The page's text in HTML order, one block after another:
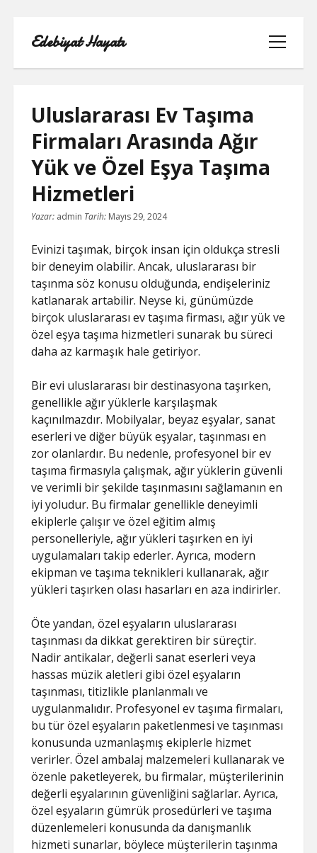
Edebiyat Hayatı
menüyü
aç
INSTAGRAM BEĞENI KASMA HILESI
SAYFA LISTESI
SHORTS ABONE KASMA HILESI
PARASIZ
TWITTER GIZLI İÇERIK GÖRME
Uluslararası Ev Taşıma
Firmaları Arasında Ağır
Yük ve Özel Eşya Taşıma
Hizmetleri
Yazar: admin Tarih: Mayıs 29, 2024
Evinizi taşımak, birçok insan için oldukça stresli
bir deneyim olabilir. Ancak, uluslararası bir
taşınma söz konusu olduğunda, endişeleriniz
katlanarak artabilir. Neyse ki, günümüzde
birçok uluslararası ev taşıma firması, ağır yük ve
özel eşya taşıma hizmetleri sunarak bu süreci
daha az karmaşık hale getiriyor.
Bir evi uluslararası bir destinasyona taşırken,
genellikle ağır yüklerle karşılaşmak
kaçınılmazdır. Mobilyalar, beyaz eşyalar, sanat
eserleri ve diğer büyük eşyalar, taşınması en
zor olanlardır. Bu nedenle, profesyonel bir ev
taşıma firmasıyla çalışmak, ağır yüklerin güvenli
ve verimli bir şekilde taşınmasını sağlamanın en
iyi yoludur. Bu firmalar genellikle deneyimli
ekiplerle çalışır ve özel eğitim almış
personelleriyle, ağır yükleri taşırken en iyi
uygulamaları takip ederler. Ayrıca, modern
ekipman ve taşıma teknikleri kullanarak, ağır
yükleri taşırken olası hasarları en aza indirirler.
Öte yandan, özel eşyaların uluslararası
taşınması da dikkat gerektiren bir süreçtir.
Nadir antikalar, değerli sanat eserleri veya
hassas müzik aletleri gibi özel eşyaların
taşınması, titizlikle planlanmalı ve
uygulanmalıdır. Profesyonel ev taşıma firmaları,
bu tür özel eşyaların paketlenmesi ve taşınması
konusunda uzmanlaşmış ekiplerle hizmet
verirler. Özel ambalaj malzemeleri kullanarak ve
özenle paketleyerek, bu firmalar, müşterilerinin
değerli eşyalarının güvenliğini sağlarlar. Ayrıca,
özel eşyaların gümrük prosedürleri ve taşıma
düzenlemeleri konusunda da danışmanlık
hizmeti sunarlar, böylece müşterilerin taşınma